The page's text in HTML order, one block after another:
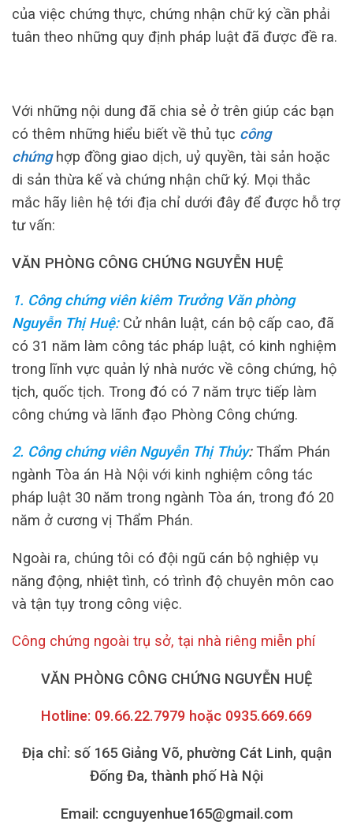
của việc chứng thực, chứng nhận chữ ký cần phải
tuân theo những quy định pháp luật đã được đề ra.
Với những nội dung đã chia sẻ ở trên giúp các bạn
có thêm những hiểu biết về thủ tục công
chứnghợp đồng giao dịch, uỷ quyền, tài sản hoặc
di sản thừa kế và chứng nhận chữ ký. Mọi thắc
mắc hãy liên hệ tới địa chỉ dưới đây để được hỗ trợ
tư vấn:
VĂN PHÒNG CÔNG CHỨNG NGUYỄN HUỆ
1. Công chứng viên kiêm Trưởng Văn phòng
Nguyễn Thị Huệ: Cử nhân luật, cán bộ cấp cao, đã
có 31 năm làm công tác pháp luật, có kinh nghiệm
trong lĩnh vực quản lý nhà nước về công chứng, hộ
tịch, quốc tịch. Trong đó có 7 năm trực tiếp làm
công chứng và lãnh đạo Phòng Công chứng.
2. Công chứng viên Nguyễn Thị Thủy:Thẩm Phán
ngành Tòa án Hà Nội với kinh nghiệm công tác
pháp luật 30 năm trong ngành Tòa án, trong đó 20
năm ở cương vị Thẩm Phán.
Ngoài ra, chúng tôi có đội ngũ cán bộ nghiệp vụ
năng động, nhiệt tình, có trình độ chuyên môn cao
và tận tụy trong công việc.
Công chứng ngoài trụ sở, tại nhà riêng miễn phí
VĂN PHÒNG CÔNG CHỨNG NGUYỄN HUỆ
Hotline: 09.66.22.7979 hoặc 0935.669.669
Địa chỉ: số 165 Giảng Võ, phường Cát Linh, quận
Đống Đa, thành phố Hà Nội
Email: ccnguyenhue165@gmail.com